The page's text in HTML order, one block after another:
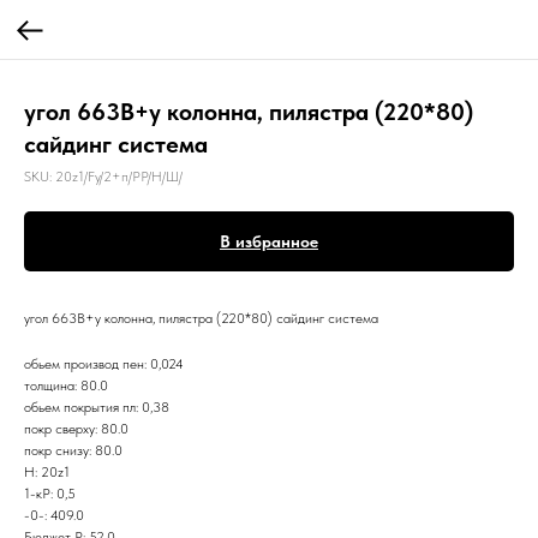
угол 663B+y колонна, пилястра (220*80)
сайдинг система
SKU: 20z1/Fy/2+п/РР/Н/Ш/
В избранное
угол 663B+y колонна, пилястра (220*80) сайдинг система
обьем производ пен: 0,024
толщина: 80.0
обьем покрытия пл: 0,38
покр сверху: 80.0
покр снизу: 80.0
Н: 20z1
1-кР: 0,5
-0-: 409.0